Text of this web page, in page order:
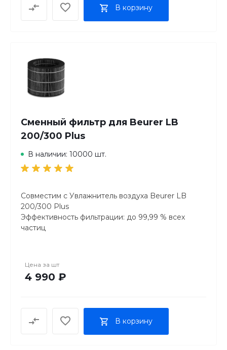
Вес устройства
В корзину
Сменный фильтр для Beurer LB
200/300 Plus
В наличии: 10000 шт.
Совместим с Увлажнитель воздуха Beurer LB
200/300 Plus
Эффективность фильтрации: до 99,99 % всех
частиц
воздуха
Цена за шт
4 990 ₽
В корзину